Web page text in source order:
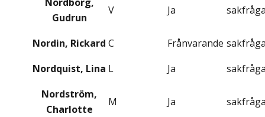
Gudrun
V Ja
Nordin, Rickard C Frånvarande
Nordquist, Lina L Ja
Nordström,
Charlotte
M Ja